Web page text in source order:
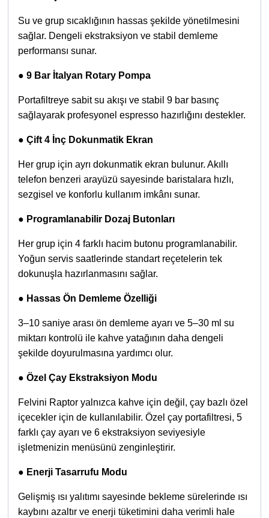
Su ve grup sıcaklığının hassas şekilde yönetilmesini
sağlar. Dengeli ekstraksiyon ve stabil demleme
performansı sunar.
● 9 Bar İtalyan Rotary Pompa
Portafiltreye sabit su akışı ve stabil 9 bar basınç
sağlayarak profesyonel espresso hazırlığını destekler.
● Çift 4 İnç Dokunmatik Ekran
Her grup için ayrı dokunmatik ekran bulunur. Akıllı
telefon benzeri arayüzü sayesinde baristalara hızlı,
sezgisel ve konforlu kullanım imkânı sunar.
● Programlanabilir Dozaj Butonları
Her grup için 4 farklı hacim butonu programlanabilir.
Yoğun servis saatlerinde standart reçetelerin tek
dokunuşla hazırlanmasını sağlar.
● Hassas Ön Demleme Özelliği
3–10 saniye arası ön demleme ayarı ve 5–30 ml su
miktarı kontrolü ile kahve yatağının daha dengeli
şekilde doyurulmasına yardımcı olur.
● Özel Çay Ekstraksiyon Modu
Felvini Raptor yalnızca kahve için değil, çay bazlı özel
içecekler için de kullanılabilir. Özel çay portafiltresi, 5
farklı çay ayarı ve 6 ekstraksiyon seviyesiyle
işletmenizin menüsünü zenginleştirir.
● Enerji Tasarrufu Modu
Gelişmiş ısı yalıtımı sayesinde bekleme sürelerinde ısı
kaybını azaltır ve enerji tüketimini daha verimli hale